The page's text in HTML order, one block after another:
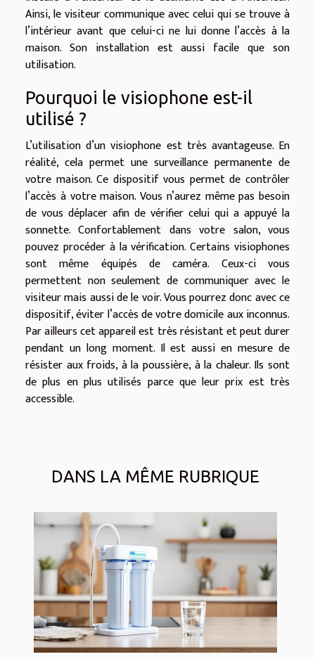
Ainsi, le visiteur communique avec celui qui se trouve à
l’intérieur avant que celui-ci ne lui donne l’accès à la
maison. Son installation est aussi facile que son
utilisation.
Pourquoi le visiophone est-il
utilisé ?
L’utilisation d’un visiophone est très avantageuse. En
réalité, cela permet une surveillance permanente de
votre maison. Ce dispositif vous permet de contrôler
l’accès à votre maison. Vous n’aurez même pas besoin
de vous déplacer afin de vérifier celui qui a appuyé la
sonnette. Confortablement dans votre salon, vous
pouvez procéder à la vérification. Certains visiophones
sont même équipés de caméra. Ceux-ci vous
permettent non seulement de communiquer avec le
visiteur mais aussi de le voir. Vous pourrez donc avec ce
dispositif, éviter l’accès de votre domicile aux inconnus.
Par ailleurs cet appareil est très résistant et peut durer
pendant un long moment. Il est aussi en mesure de
résister aux froids, à la poussière, à la chaleur. Ils sont
de plus en plus utilisés parce que leur prix est très
accessible.
DANS LA MÊME RUBRIQUE